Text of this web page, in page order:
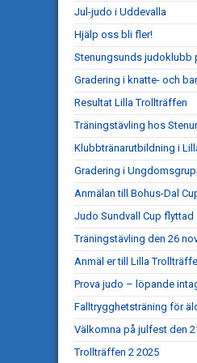
Jul-judo i Uddevalla
Hjälp oss bli fler!
Stenungsunds judoklubb
Gradering i knatte- och
Resultat Lilla Trollträffen
Träningstävling hos
Klubbtränarutbildning i
Gradering i
Anmälan till Bohus-Dal
Judo Sundvall Cup flyttad
Träningstävling den 26
Anmäl er till Lilla
Prova judo – löpande
Falltrygghetsträning för
Välkomna på julfest den
Trollträffen 2 2025